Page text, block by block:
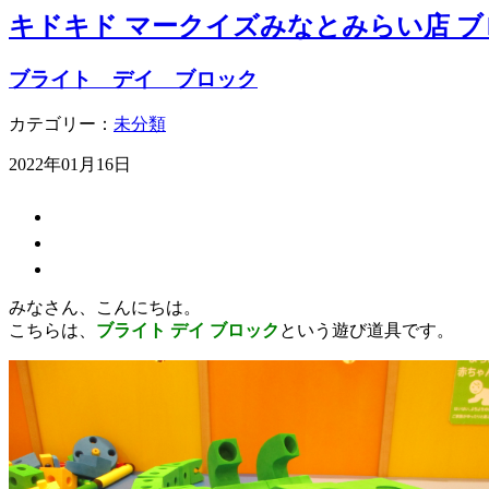
キドキド マークイズみなとみらい店
ブライト デイ ブロック
カテゴリー： 未分類
2022年01月16日
みなさん、こんにちは。
こちらは、 ブライト デイ ブロック という遊び道具です。